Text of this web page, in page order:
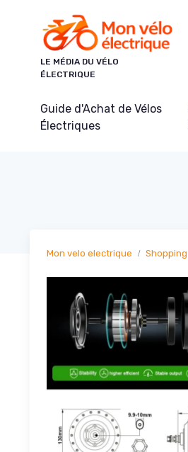
LE MÉDIA DU VÉLO
ÉLECTRIQUE
Guide d'Achat de Vélos
Électriques
Mon velo electrique Shopping